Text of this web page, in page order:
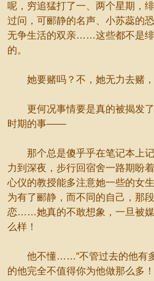
呢，穷追猛打了一、两个星期，
过问，可郦静的名声、小苏蕊的
无争生活的双亲……这些都不是
的。
她要赌吗？不，她无力去赌，
更何况事情要是真的被揭发了
时期的事——
那个总是傻乎乎在笔记本上记
力到深夜，步行回宿舍一路期盼
心仪的教授能多注意她一些的女
为有了郦静，而不同的自己，那
恋……她真的不敢想象，一旦被
么样！
他不懂……“不管过去的他有多
的他完全不值得你为他做那么多！